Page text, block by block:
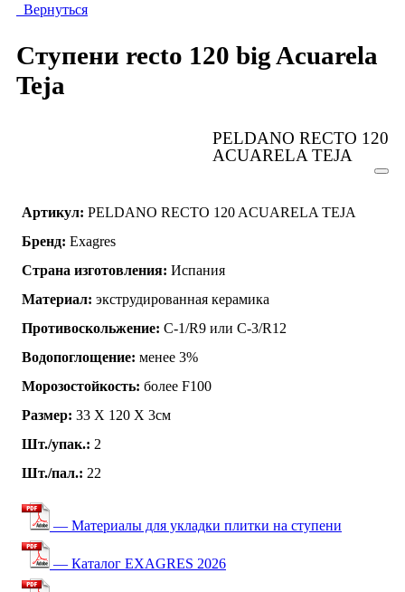
Вернуться
Ступени recto 120 big Acuarela
Teja
PELDANO RECTO 120
ACUARELA TEJA
Артикул: PELDANO RECTO 120 ACUARELA TEJA
Бренд: Exagres
Страна изготовления: Испания
Материал: экструдированная керамика
Противоскольжение: C-1/R9 или C-3/R12
Водопоглощение: менее 3%
Морозостойкость: более F100
Размер: 33 Х 120 Х 3см
Шт./упак.: 2
Шт./пал.: 22
— Материалы для укладки плитки на ступени
— Каталог EXAGRES 2026